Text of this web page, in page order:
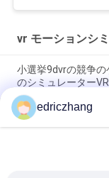
vr モーションシ
小選挙9dvrの競争の
のシミュレーター
遊園地9Dのバーチ
カーは550KG
鋼鉄は6座席6Dof電
edriczhang